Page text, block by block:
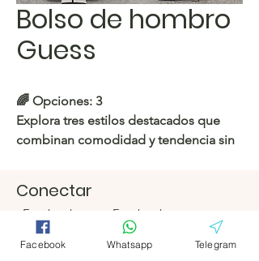
Bolso de hombro
Guess
🌈 Opciones: 3
Explora tres estilos destacados que
combinan comodidad y tendencia sin
https://c.hacoo.pl/2lTbCq
Tienda Hacoo
Conectar
Facebook
Telegrama
Facebook
Telegrama
Facebook Whatsapp Telegram